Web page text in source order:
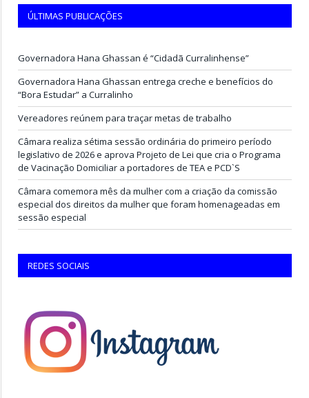
ÚLTIMAS PUBLICAÇÕES
Governadora Hana Ghassan é “Cidadã Curralinhense”
Governadora Hana Ghassan entrega creche e benefícios do
“Bora Estudar” a Curralinho
Vereadores reúnem para traçar metas de trabalho
Câmara realiza sétima sessão ordinária do primeiro período
legislativo de 2026 e aprova Projeto de Lei que cria o Programa
de Vacinação Domiciliar a portadores de TEA e PCD`S
Câmara comemora mês da mulher com a criação da comissão
especial dos direitos da mulher que foram homenageadas em
sessão especial
REDES SOCIAIS